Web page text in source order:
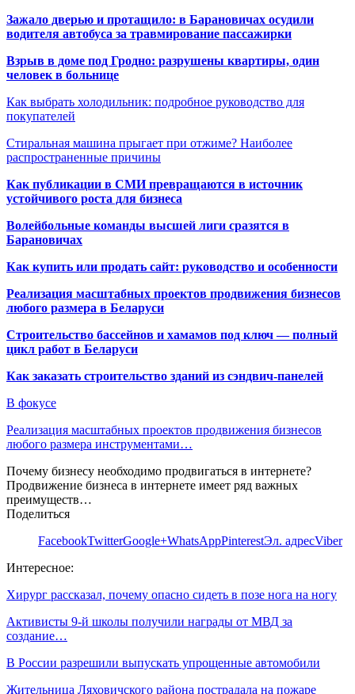
Зажало дверью и протащило: в Барановичах осудили
водителя автобуса за травмирование пассажирки
Взрыв в доме под Гродно: разрушены квартиры, один
человек в больнице
Как выбрать холодильник: подробное руководство для
покупателей
Стиральная машина прыгает при отжиме? Наиболее
распространенные причины
Как публикации в СМИ превращаются в источник
устойчивого роста для бизнеса
Волейбольные команды высшей лиги сразятся в
Барановичах
Как купить или продать сайт: руководство и особенности
Реализация масштабных проектов продвижения бизнесов
любого размера в Беларуси
Строительство бассейнов и хамамов под ключ — полный
цикл работ в Беларуси
Как заказать строительство зданий из сэндвич-панелей
В фокусе
Реализация масштабных проектов продвижения бизнесов
любого размера инструментами…
Почему бизнесу необходимо продвигаться в интернете?
Продвижение бизнеса в интернете имеет ряд важных
преимуществ…
Поделиться
FacebookTwitterGoogle+WhatsAppPinterestЭл. адресViber
Интересное:
Хирург рассказал, почему опасно сидеть в позе нога на ногу
Активисты 9-й школы получили награды от МВД за
создание…
В России разрешили выпускать упрощенные автомобили
Жительница Ляховичского района пострадала на пожаре